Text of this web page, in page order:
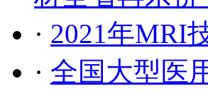
· 2021年MRI
· 全国大型医